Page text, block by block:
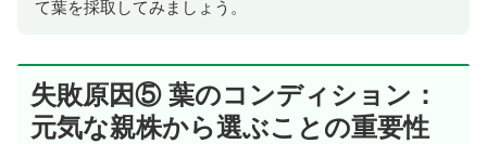
て葉を採取してみましょう。
失敗原因⑤ 葉のコンディション：
元気な親株から選ぶことの重要性